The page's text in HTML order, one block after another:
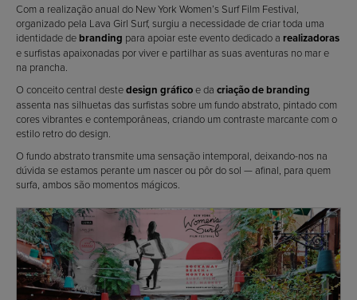
Com a realização anual do New York Women’s Surf Film Festival,
organizado pela Lava Girl Surf, surgiu a necessidade de criar toda uma
identidade de branding para apoiar este evento dedicado a realizadoras
e surfistas apaixonadas por viver e partilhar as suas aventuras no mar e
na prancha.
O conceito central destedesign gráficoe da criação de branding
assenta nas silhuetas das surfistas sobre um fundo abstrato, pintado com
cores vibrantes e contemporâneas, criando um contraste marcante com o
estilo retro do design.
O fundo abstrato transmite uma sensação intemporal, deixando-nos na
dúvida se estamos perante um nascer ou pôr do sol — afinal, para quem
surfa, ambos são momentos mágicos.